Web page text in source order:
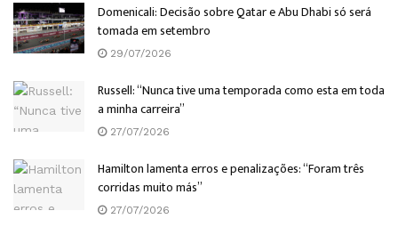
Domenicali: Decisão sobre Qatar e Abu Dhabi só será
tomada em setembro
29/07/2026
Russell: “Nunca tive uma temporada como esta em toda
a minha carreira”
27/07/2026
Hamilton lamenta erros e penalizações: “Foram três
corridas muito más”
27/07/2026